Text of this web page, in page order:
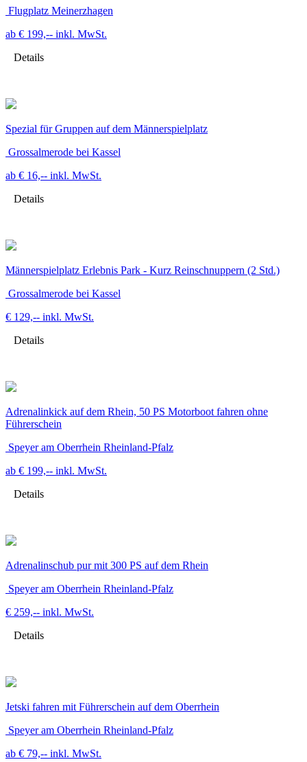
Flugplatz Meinerzhagen
ab € 199,-- inkl. MwSt.
Details
Spezial für Gruppen auf dem Männerspielplatz
Grossalmerode bei Kassel
ab € 16,-- inkl. MwSt.
Details
Männerspielplatz Erlebnis Park - Kurz Reinschnuppern (2 Std.)
Grossalmerode bei Kassel
€ 129,-- inkl. MwSt.
Details
Adrenalinkick auf dem Rhein, 50 PS Motorboot fahren ohne
Führerschein
Speyer am Oberrhein Rheinland-Pfalz
ab € 199,-- inkl. MwSt.
Details
Adrenalinschub pur mit 300 PS auf dem Rhein
Speyer am Oberrhein Rheinland-Pfalz
€ 259,-- inkl. MwSt.
Details
Jetski fahren mit Führerschein auf dem Oberrhein
Speyer am Oberrhein Rheinland-Pfalz
ab € 79,-- inkl. MwSt.